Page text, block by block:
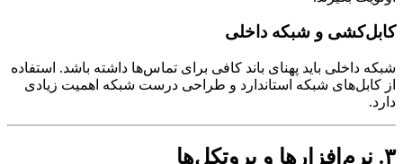
و شبکه داخلی
داخلی باید پهنای باند کافی برای تماس‌ها داشته باشد. استفاده
شبکه استاندارد و طراحی درست شبکه اهمیت زیادی